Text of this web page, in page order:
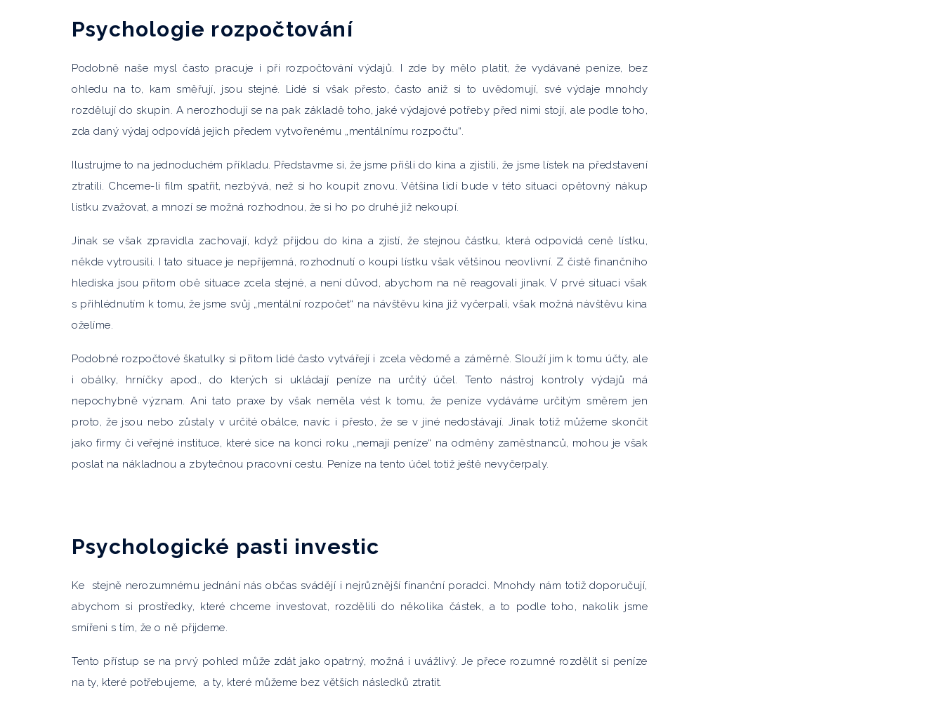
Psychologie rozpočtování
Podobně naše mysl často pracuje i při rozpočtování výdajů. I zde by mělo platit, že vydávané peníze, bez
ohledu na to, kam směřují, jsou stejné. Lidé si však přesto, často aniž si to uvědomují, své výdaje mnohdy
rozdělují do skupin. A nerozhodují se na pak základě toho, jaké výdajové potřeby před nimi stojí, ale podle toho,
zda daný výdaj odpovídá jejich předem vytvořenému „mentálnímu rozpočtu“.
Ilustrujme to na jednoduchém příkladu. Představme si, že jsme přišli do kina a zjistili, že jsme lístek na představení
ztratili. Chceme-li film spatřit, nezbývá, než si ho koupit znovu. Většina lidí bude v této situaci opětovný nákup
lístku zvažovat, a mnozí se možná rozhodnou, že si ho po druhé již nekoupí.
Jinak se však zpravidla zachovají, když přijdou do kina a zjistí, že stejnou částku, která odpovídá ceně lístku,
někde vytrousili. I tato situace je nepříjemná, rozhodnutí o koupi lístku však většinou neovlivní. Z čistě finančního
hlediska jsou přitom obě situace zcela stejné, a není důvod, abychom na ně reagovali jinak. V prvé situaci však
s přihlédnutím k tomu, že jsme svůj „mentální rozpočet“ na návštěvu kina již vyčerpali, však možná návštěvu kina
oželíme.
Podobné rozpočtové škatulky si přitom lidé často vytvářejí i zcela vědomě a záměrně. Slouží jim k tomu účty, ale
i obálky, hrníčky apod., do kterých si ukládají peníze na určitý účel. Tento nástroj kontroly výdajů má
nepochybně význam. Ani tato praxe by však neměla vést k tomu, že peníze vydáváme určitým směrem jen
proto, že jsou nebo zůstaly v určité obálce, navíc i přesto, že se v jiné nedostávají. Jinak totiž můžeme skončit
jako firmy či veřejné instituce, které sice na konci roku „nemají peníze“ na odměny zaměstnanců, mohou je však
poslat na nákladnou a zbytečnou pracovní cestu. Peníze na tento účel totiž ještě nevyčerpaly.
Psychologické pasti investic
Ke stejně nerozumnému jednání nás občas svádějí i nejrůznější finanční poradci. Mnohdy nám totiž doporučují,
abychom si prostředky, které chceme investovat, rozdělili do několika částek, a to podle toho, nakolik jsme
smířeni s tím, že o ně přijdeme.
Tento přístup se na prvý pohled může zdát jako opatrný, možná i uvážlivý. Je přece rozumné rozdělit si peníze
na ty, které potřebujeme, a ty, které můžeme bez větších následků ztratit.